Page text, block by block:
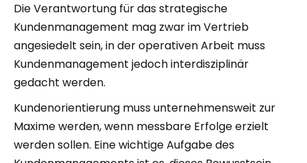
Die Verantwortung für das strategische
Kundenmanagement mag zwar im Vertrieb
angesiedelt sein, in der operativen Arbeit muss
Kundenmanagement jedoch interdisziplinär
gedacht werden.
Kundenorientierung muss unternehmensweit zur
Maxime werden, wenn messbare Erfolge erzielt
werden sollen. Eine wichtige Aufgabe des